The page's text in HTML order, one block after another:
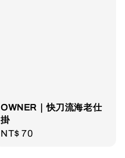
OWNER｜快刀流海老仕
掛
Regular
NT$ 70